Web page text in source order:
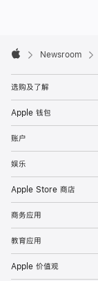
Footer

Newsroom
选购及了解
Apple 钱包
账户
娱乐
Apple Store 商店
商务应用
教育应用
Apple 价值观